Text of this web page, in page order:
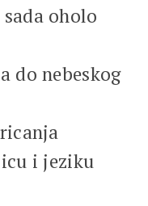
oholo
do nebeskog
i jeziku